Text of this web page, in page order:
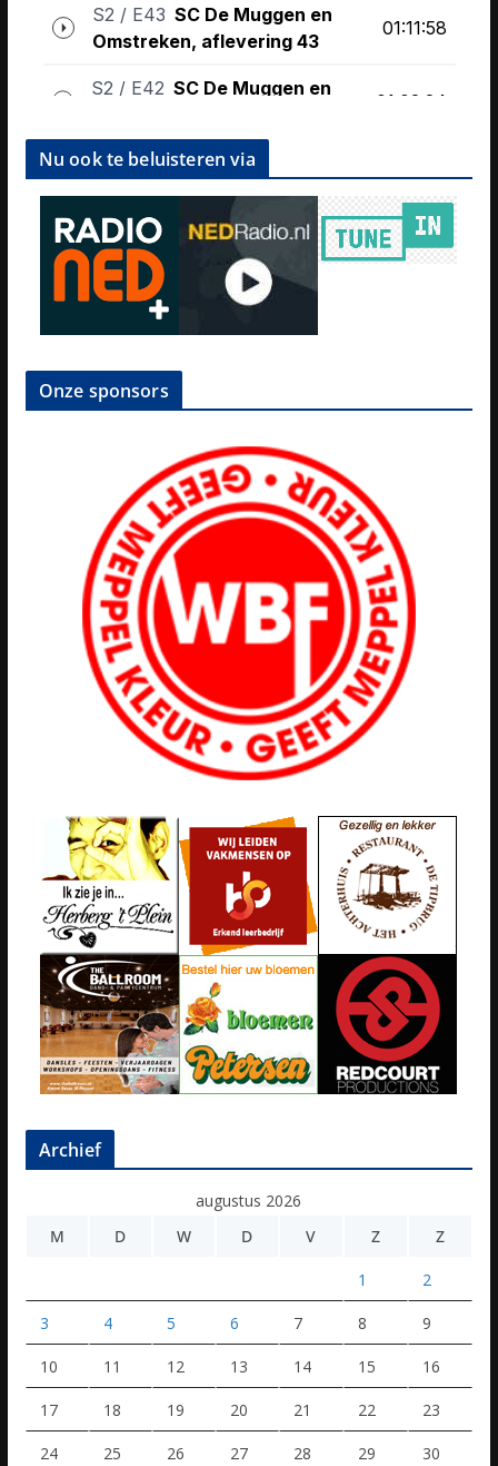
Nu ook te beluisteren via
Onze sponsors
Archief
augustus 2026
M
D W D V Z Z
1 2
3 4 5 6 7 8 9
10 11 12 13 14 15 16
17 18 19 20 21 22 23
24 25 26 27 28 29 30